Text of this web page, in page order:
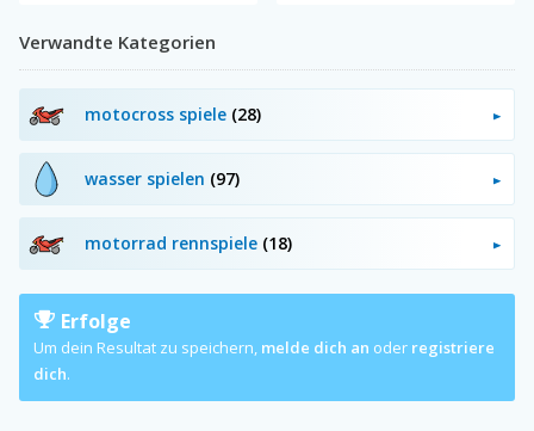
Verwandte Kategorien
motocross spiele (28)
wasser spielen (97)
motorrad rennspiele (18)
Erfolge
Um dein Resultat zu speichern, melde dich an oder registriere
dich.